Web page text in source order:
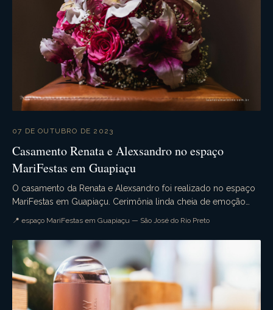
07 DE OUTUBRO DE 2023
Casamento Renata e Alexsandro no espaço
MariFestas em Guapiaçu
O casamento da Renata e Alexsandro foi realizado no espaço
MariFestas em Guapiaçu. Cerimônia linda cheia de emoção
📍 espaço MariFestas em Guapiaçu — São José do Rio Preto